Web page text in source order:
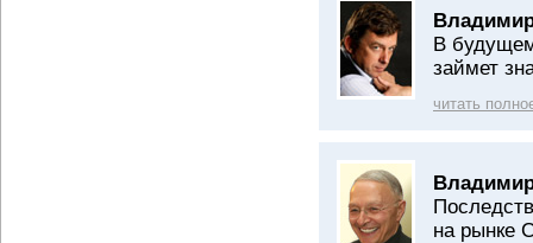
В
займет
читать
на рынке